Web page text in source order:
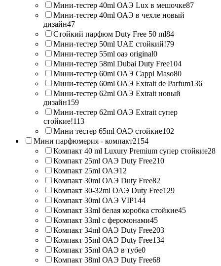
Мини-тестер 40ml ОАЭ Lux в мешочке87
Мини-тестер 40ml ОАЭ в чехле новый
дизайн47
Стойкий парфюм Duty Free 50 ml84
Мини-тестер 50ml UAE стойкий!79
Мини-тестер 55ml оаэ original0
Мини-тестер 58ml Dubai Duty Free104
Мини-тестер 60ml ОАЭ Cappi Maso80
Мини-тестер 60ml ОАЭ Extrait de Parfum136
Мини-тестер 62ml ОАЭ Extrait новый
дизайн159
Мини-тестер 62ml ОАЭ Extrait супер
стойкие!113
Мини тестер 65ml ОАЭ стойкие102
Мини парфюмерия - компакт2154
Компакт 40 ml Luxury Premium супер стойкие28
Компакт 25ml ОАЭ Duty Free210
Компакт 25ml ОАЭ12
Компакт 30ml ОАЭ Duty Free82
Компакт 30-32ml ОАЭ Duty Free129
Компакт 30ml ОАЭ VIP144
Компакт 33ml белая коробка стойкие45
Компакт 33ml с феромонами45
Компакт 34ml ОАЭ Duty Free203
Компакт 35ml ОАЭ Duty Free134
Компакт 35ml ОАЭ в тубе0
Компакт 38ml ОАЭ Duty Free68